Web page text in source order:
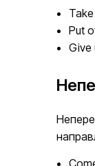
Put
Give